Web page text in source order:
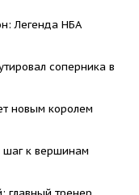
Легенда НБА
соперника в
новым королем
к вершинам